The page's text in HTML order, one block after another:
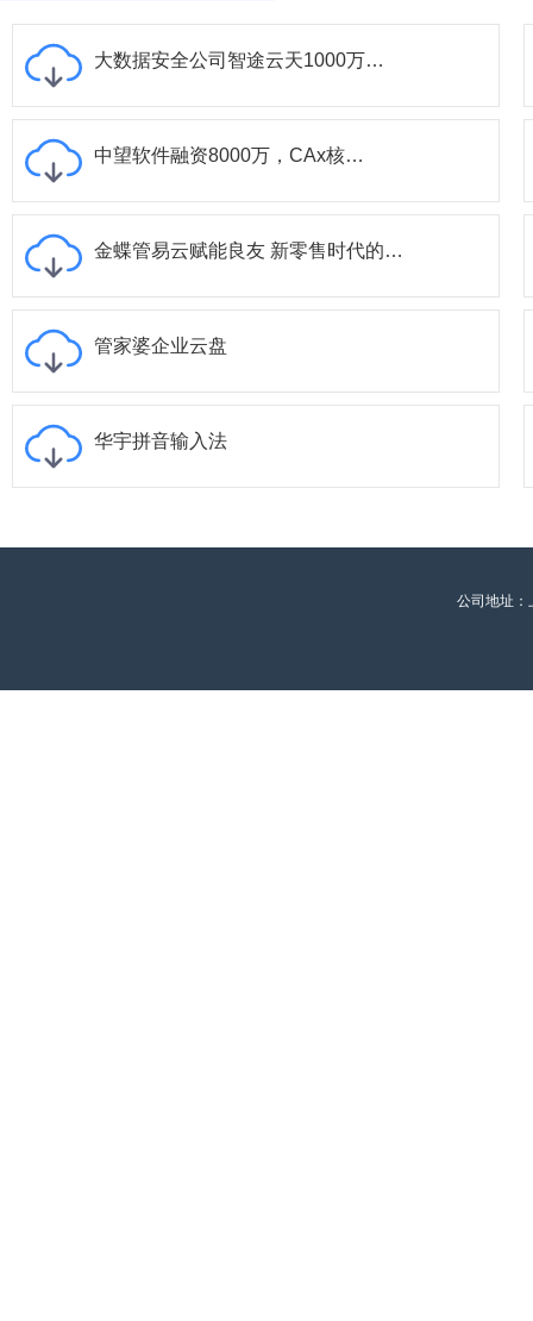
大数据安全公司智途云天1000万…
中望软件融资8000万，CAx核…
金蝶管易云赋能良友 新零售时代的…
管家婆企业云盘
华宇拼音输入法
公司地址